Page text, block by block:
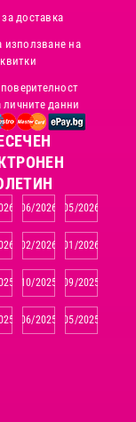
доставка
използване на
данни
06/2026 05/2026
02/2026 01/2026
10/2025 09/2025
06/2025 05/2025